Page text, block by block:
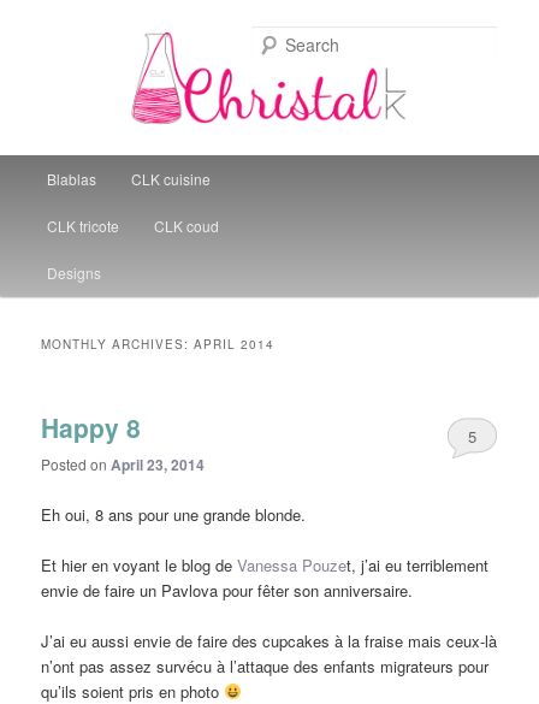
Christal Little Kitchen
Skip to primary content
Skip to secondary content
Blablas CLK cuisine
CLK tricote CLK coud
Designs
MONTHLY ARCHIVES:APRIL 2014
Happy 8
Posted onApril 23, 2014
5
Eh oui, 8 ans pour une grande blonde.
Et hier en voyant le blog deVanessa Pouzet, j’ai eu terriblement
envie de faire un Pavlova pour fêter son anniversaire.
J’ai eu aussi envie de faire des cupcakes à la fraise mais ceux-là
n’ont pas assez survécu à l’attaque des enfants migrateurs pour
qu’ils soient pris en photo